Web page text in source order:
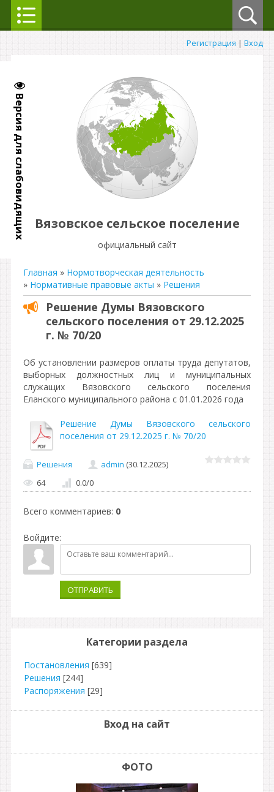
Версия для слабовидящих
Регистрация | Вход
Вязовское сельское поселение
официальный сайт
Главная » Нормотворческая деятельность
» Нормативные правовые акты » Решения
Решение Думы Вязовского
сельского поселения от 29.12.2025
г. № 70/20
Об установлении размеров оплаты труда депутатов,
выборных должностных лиц и муниципальных
служащих Вязовского сельского поселения
Еланского муниципального района с 01.01.2026 года
Решение Думы Вязовского сельского
поселения от 29.12.2025 г. № 70/20
Решения admin (30.12.2025)
64
0.0/0
Всего комментариев: 0
Войдите:
ОТПРАВИТЬ
Категории раздела
Постановления [639]
Решения [244]
Распоряжения [29]
Вход на сайт
ФОТО